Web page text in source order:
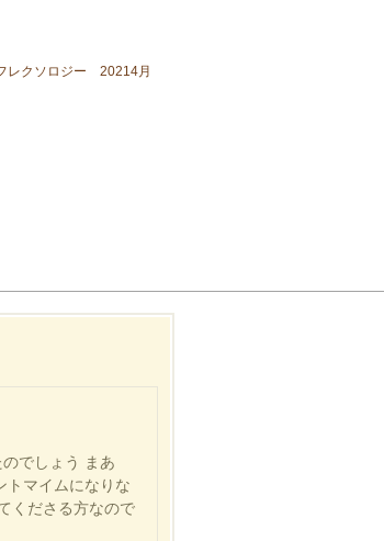
クソロジー 20214月
のでしょう まあ
トマイムになりな
くださる方なので